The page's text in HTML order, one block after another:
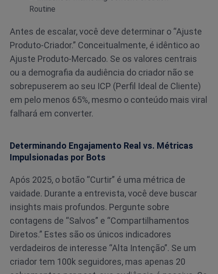
Antes de escalar, você deve determinar o “Ajuste
Produto-Criador.” Conceitualmente, é idêntico ao
Ajuste Produto-Mercado. Se os valores centrais
ou a demografia da audiência do criador não se
sobrepuserem ao seu ICP (Perfil Ideal de Cliente)
em pelo menos 65%, mesmo o conteúdo mais viral
falhará em converter.
Determinando Engajamento Real vs. Métricas
Impulsionadas por Bots
Após 2025, o botão “Curtir” é uma métrica de
vaidade. Durante a entrevista, você deve buscar
insights mais profundos. Pergunte sobre
contagens de “Salvos” e “Compartilhamentos
Diretos.” Estes são os únicos indicadores
verdadeiros de interesse “Alta Intenção”. Se um
criador tem 100k seguidores, mas apenas 20